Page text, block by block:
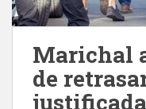
Marichal
de